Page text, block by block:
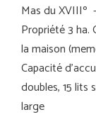
Mas du XVIIIº
Propriété 3
la maison
Capacité
doubles, 15 lits
large